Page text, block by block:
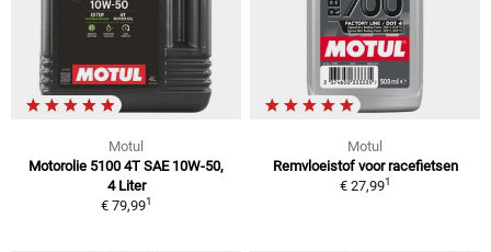
Motul
Motorolie 5100 4T SAE 10W-50,
4 Liter
€ 79,991
Motul
Remvloeistof voor racefietsen
€ 27,991